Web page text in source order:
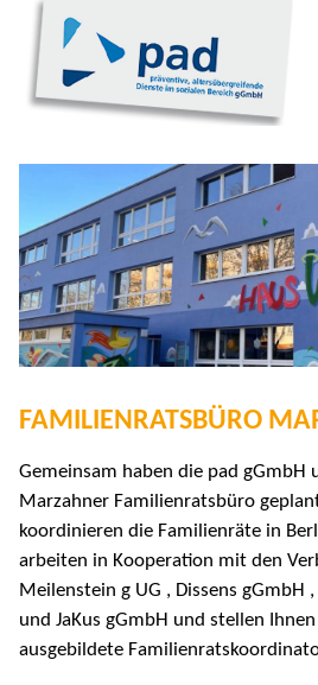
FAMILIENRATSBÜRO
Gemeinsam haben die pad gGmbH
Marzahner Familienratsbüro
koordinieren die Familienräte in
arbeiten in Kooperation mit den
Meilenstein g UG , Dissens gGmbH
und JaKus gGmbH und stellen
ausgebildete